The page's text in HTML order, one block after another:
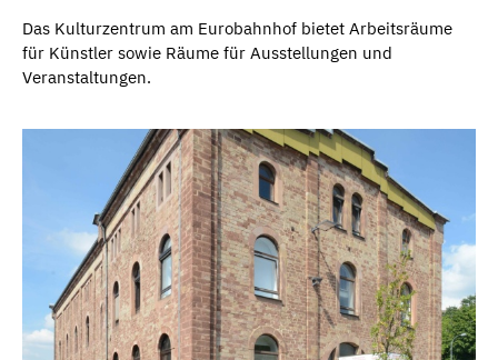
Das Kulturzentrum am Eurobahnhof bietet Arbeitsräume
für Künstler sowie Räume für Ausstellungen und
Veranstaltungen.